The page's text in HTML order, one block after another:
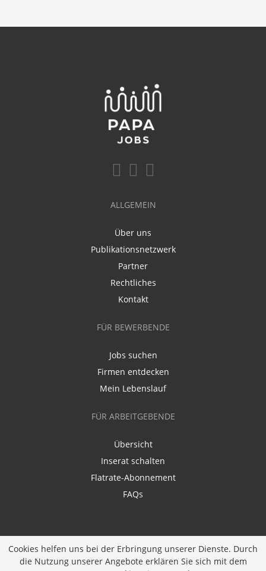
ALLGEMEIN
Über uns
Publikationsnetzwerk
Partner
Rechtliches
Kontakt
FÜR BEWERBENDE
Jobs suchen
Firmen entdecken
Mein Lebenslauf
FÜR ARBEITGEBENDE
Übersicht
Inserat schalten
Flatrate-Abonnement
FAQs
Cookies helfen uns bei der Erbringung unserer Dienste. Durch
die Nutzung unserer Angebote erklären Sie sich mit dem